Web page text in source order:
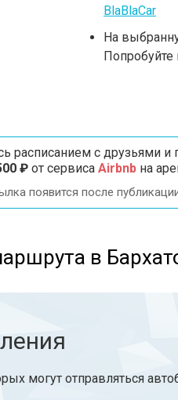
BlaBlaCar
На
Попробуйте
расписанием с друзьями и
₽от сервиса Airbnbна
появится после
в
могут отправляться